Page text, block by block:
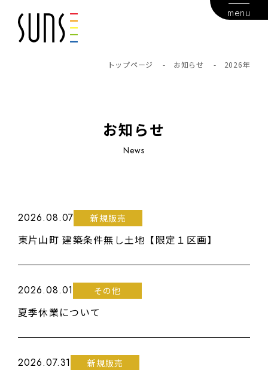
menu
トップページ - お知らせ - 2026年
お知らせ
2026.08.07 新規販売
東片山町 建築条件無し土地【限定１区画】
2026.08.01 その他
夏季休業について
2026.07.31 新規販売